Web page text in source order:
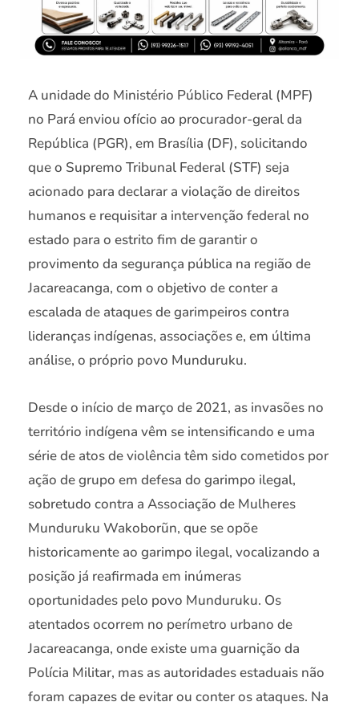
A unidade do Ministério Público Federal (MPF)
no Pará enviou ofício ao procurador-geral da
República (PGR), em Brasília (DF), solicitando
que o Supremo Tribunal Federal (STF) seja
acionado para declarar a violação de direitos
humanos e requisitar a intervenção federal no
estado para o estrito fim de garantir o
provimento da segurança pública na região de
Jacareacanga, com o objetivo de conter a
escalada de ataques de garimpeiros contra
lideranças indígenas, associações e, em última
análise, o próprio povo Munduruku.
Desde o início de março de 2021, as invasões no
território indígena vêm se intensificando e uma
série de atos de violência têm sido cometidos por
ação de grupo em defesa do garimpo ilegal,
sobretudo contra a Associação de Mulheres
Munduruku Wakoborũn, que se opõe
historicamente ao garimpo ilegal, vocalizando a
posição já reafirmada em inúmeras
oportunidades pelo povo Munduruku. Os
atentados ocorrem no perímetro urbano de
Jacareacanga, onde existe uma guarnição da
Polícia Militar, mas as autoridades estaduais não
foram capazes de evitar ou conter os ataques. Na